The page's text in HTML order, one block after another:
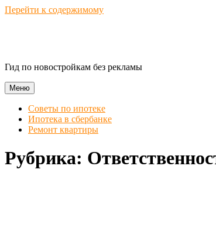
Перейти к содержимому
Гид по новостройкам без рекламы
Меню
Советы по ипотеке
Ипотека в сбербанке
Ремонт квартиры
Рубрика: